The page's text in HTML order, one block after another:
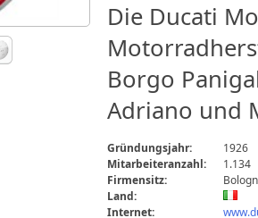
Die Ducati
Borgo
Adriano und
Gründungsjahr:
1926
Mitarbeiteranzahl:
1.134
Firmensitz:
Land:
Internet: